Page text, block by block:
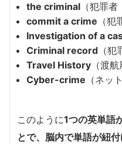
the criminal （犯罪
commit a crime （犯
Investigation of a
Criminal record （犯
Travel History （渡航
Cyber-crime （ネッ
このように1つの英単語
とで、脳内で単語が紐